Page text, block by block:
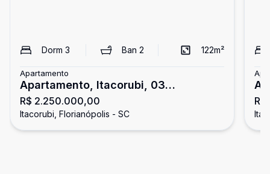
Dorm 3 Ban2 122m²
Apartamento
Apartamento, Itacorubi, 03
Dormitórios/01 Suíte
R$ 2.250.000,00
Itacorubi, Florianópolis - SC